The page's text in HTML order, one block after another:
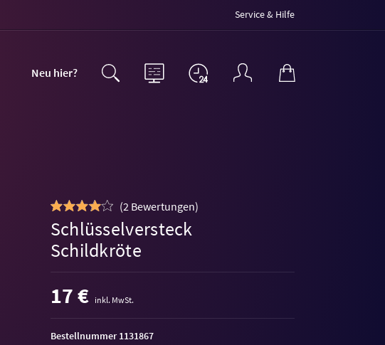
Service & Hilfe
Neu hier?
(2 Bewertungen)
Schlüsselversteck
Schildkröte
17 € inkl. MwSt.
Bestellnummer 1131867